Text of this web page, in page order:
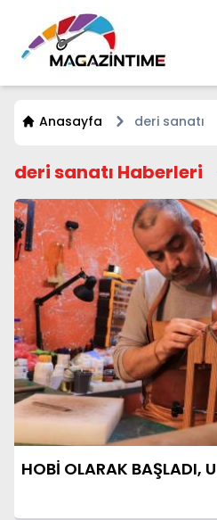
Anasayfa deri sanatı
deri sanatı Haberleri
HOBİ OLARAK BAŞLADI,